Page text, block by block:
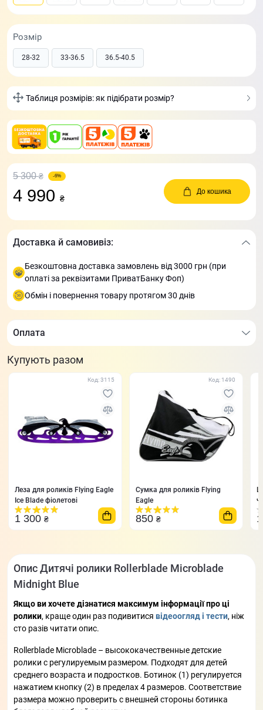
Розмір
28-32 33-36.5 36.5-40.5
Таблиця розмірів: як підібрати розмір?
5 300₴ -6%
4 990 ₴
До кошика
Доставка й самовивіз:
Безкоштовна доставка замовлень від 3000 грн (при
оплаті за реквізитами ПриватБанку Фоп)
Обмін і повернення товару протягом 30 днів
Оплата
Купують разом
Код: 3115
Леза для роликів Flying Eagle
Ice Blade фіолетові
1 300 ₴
Код: 1490
Сумка для роликів Flying
Eagle
850 ₴
Опис Дитячі ролики Rollerblade Microblade
Midnight Blue
Якщо ви хочете дізнатися максимум інформації про ці
ролики, краще один раз подивитися відеоогляд і тести, ніж
сто разів читати опис.
Rollerblade Microblade – высококачественные детские
ролики с регулируемым размером. Подходят для детей
среднего возраста и подростков. Ботинок (1) регулируется
нажатием кнопку (2) в пределах 4 размеров. Соответствие
размера можно проверить с внешней стороны ботинка